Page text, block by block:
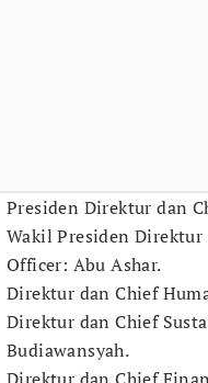
Presiden Direktur dan
Wakil Presiden
Officer: Abu Ashar.
Direktur dan Chief
Direktur dan Chief
Budiawansyah.